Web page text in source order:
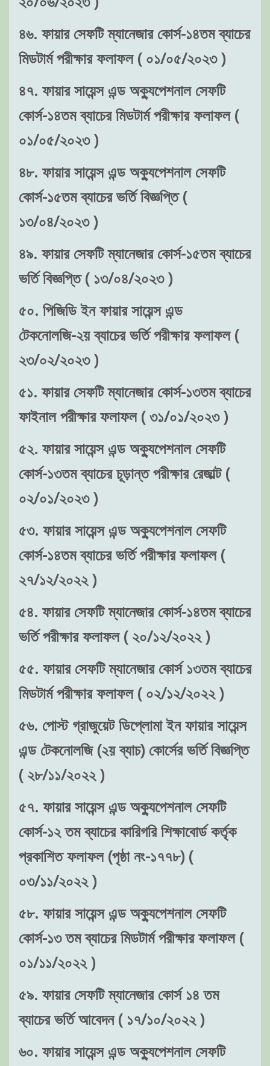
৪৬. ফায়ার সেফটি ম্যানেজার কোর্স-১৪তম ব্যাচের
মিডটার্ম পরীক্ষার ফলাফল ( ০১/০৫/২০২৩ )
৪৭. ফায়ার সায়েন্স এন্ড অক্যুপেশনাল সেফটি
কোর্স-১৪তম ব্যাচের মিডটার্ম পরীক্ষার ফলাফল (
০১/০৫/২০২৩ )
৪৮. ফায়ার সায়েন্স এন্ড অক্যুপেশনাল সেফটি
কোর্স-১৫তম ব্যাচের ভর্তি বিজ্ঞপ্তি (
১৩/০৪/২০২৩ )
৪৯. ফায়ার সেফটি ম্যানেজার কোর্স-১৫তম ব্যাচের
ভর্তি বিজ্ঞপ্তি ( ১৩/০৪/২০২৩ )
৫০. পিজিডি ইন ফায়ার সায়েন্স এন্ড
টেকনোলজি-২য় ব্যাচের ভর্তি পরীক্ষার ফলাফল (
২৩/০২/২০২৩ )
৫১. ফায়ার সেফটি ম্যানেজার কোর্স-১৩তম ব্যাচের
ফাইনাল পরীক্ষার ফলাফল ( ৩১/০১/২০২৩ )
৫২. ফায়ার সায়েন্স এন্ড অক্যুপেশনাল সেফটি
কোর্স-১৩তম ব্যাচের চূড়ান্ত পরীক্ষার রেজাল্ট (
০২/০১/২০২৩ )
৫৩. ফায়ার সায়েন্স এন্ড অক্যুপেশনাল সেফটি
কোর্স-১৪তম ব্যাচের ভর্তি পরীক্ষার ফলাফল (
২৭/১২/২০২২ )
৫৪. ফায়ার সেফটি ম্যানেজার কোর্স-১৪তম ব্যাচের
ভর্তি পরীক্ষার ফলাফল ( ২০/১২/২০২২ )
৫৫. ফায়ার সেফটি ম্যানেজার কোর্স ১৩তম ব্যাচের
মিডটার্ম পরীক্ষার ফলাফল ( ০২/১২/২০২২ )
৫৬. পোস্ট গ্রাজুয়েট ডিপ্লোমা ইন ফায়ার সায়েন্স
এন্ড টেকনোলজি (২য় ব্যাচ) কোর্সের ভর্তি বিজ্ঞপ্তি
( ২৮/১১/২০২২ )
৫৭. ফায়ার সায়েন্স এন্ড অক্যুপেশনাল সেফটি
কোর্স-১২ তম ব্যাচের কারিগরি শিক্ষাবোর্ড কর্তৃক
প্রকাশিত ফলাফল (পৃষ্ঠা নং-১৭৭৮) (
০৩/১১/২০২২ )
৫৮. ফায়ার সায়েন্স এন্ড অক্যুপেশনাল সেফটি
কোর্স-১৩ তম ব্যাচের মিডটার্ম পরীক্ষার ফলাফল (
০১/১১/২০২২ )
৫৯. ফায়ার সেফটি ম্যানেজার কোর্স ১৪ তম
ব্যাচের ভর্তি আবেদন ( ১৭/১০/২০২২ )
৬০. ফায়ার সায়েন্স এন্ড অক্যুপেশনাল সেফটি